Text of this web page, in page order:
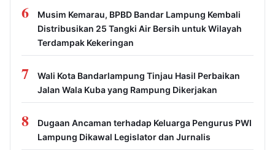
6
Musim Kemarau, BPBD Bandar Lampung Kembali
Distribusikan 25 Tangki Air Bersih untuk Wilayah
Terdampak Kekeringan
7
Wali Kota Bandarlampung Tinjau Hasil Perbaikan
Jalan Wala Kuba yang Rampung Dikerjakan
8
Dugaan Ancaman terhadap Keluarga Pengurus PWI
Lampung Dikawal Legislator dan Jurnalis